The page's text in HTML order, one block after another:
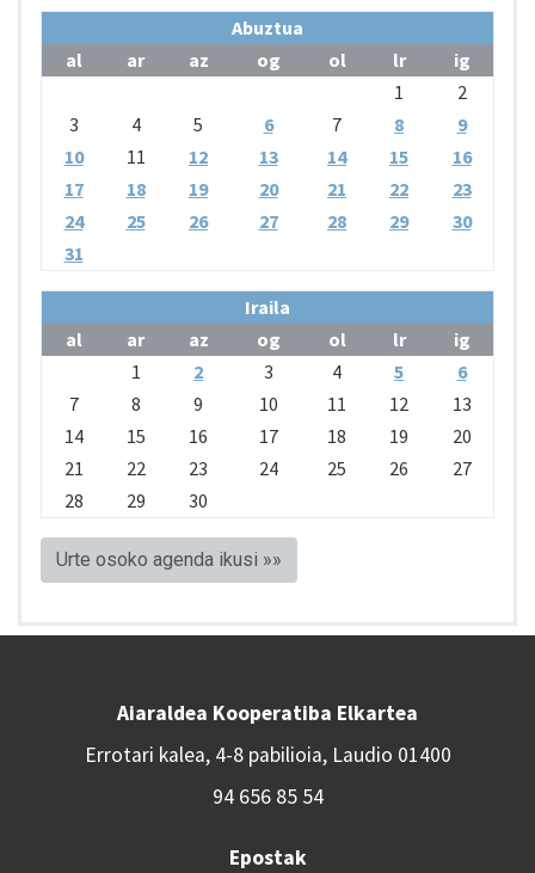
Abuztua
al
ar az og ol lr
ig
1
2
3
4 5 6 7 8
9
10
11 12 13 14 15
16
17
18 19 20 21 22
23
24
25 26 27 28 29
30
31
Iraila
al
ar az og ol lr
ig
1
2 3 4 5
6
7
8 9 10 11 12
13
14
15 16 17 18 19
20
21
22 23 24 25 26
27
28
29 30
Urte osoko agenda ikusi »»
Aiaraldea Kooperatiba Elkartea
Errotari kalea, 4-8 pabilioia, Laudio 01400
94 656 85 54
Epostak